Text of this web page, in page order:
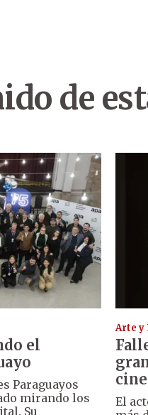
de
el
Paraguayos
mirando los
Su
Arte y
El